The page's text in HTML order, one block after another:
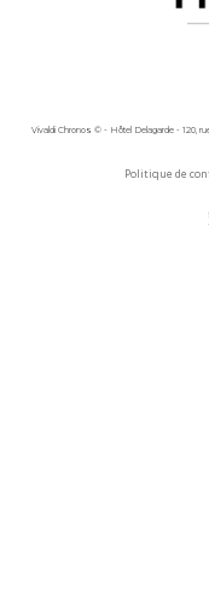
Vivaldi Chronos © - Hôtel Delagarde - 120,
Politique de